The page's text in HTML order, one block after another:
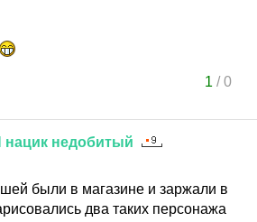
1 /0
нацик недобитый
были в магазине и заржали в
два таких персонажа